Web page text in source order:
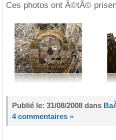
Ces photos ont Ã©tÃ©
Publié le: 31/08/2008 dans
4 commentaires »